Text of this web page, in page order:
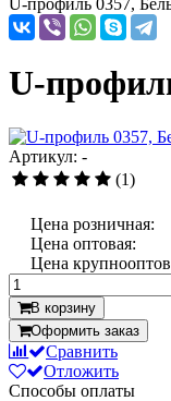
U-профиль 0357,
U-
Артикул: -
(1)
Цена розничная:
Цена оптовая:
Цена
В корзину
Оформить заказ
Сравнить
Отложить
Способы оплаты